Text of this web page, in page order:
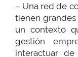
– Una red de
tienen
un contexto
gestión
interactuar